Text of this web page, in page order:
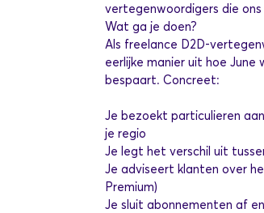
vertegenwoordigers die
Wat ga je doen?
Als freelance D2D-
eerlijke manier uit hoe
bespaart. Concreet:
Je bezoekt particulieren
je regio
Je legt het verschil uit
Je adviseert klanten over
Premium)
Je sluit abonnementen af